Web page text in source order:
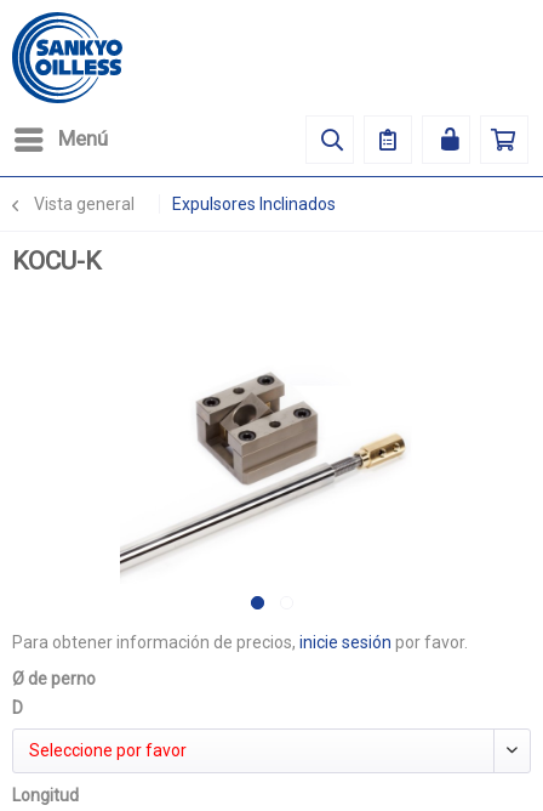
Menú
Vista general Expulsores Inclinados
KOCU-K
Para obtener información de precios, inicie sesión por favor.
Ø de perno
D
Seleccione por favor
Longitud